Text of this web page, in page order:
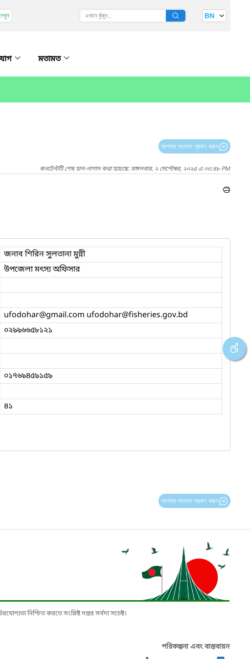
BN
মতামত
আপনার মতামত প্রদান করুন
কনটেন্টটি শেষ হাল-নাগাদ করা হয়েছে: মঙ্গলবার, ২ সেপ্টেম্বর, ২০২৫ এ ০৩:৪৮ PM
জনাব শিরিন সুলতানা মুন্নী
উপজেলা মৎস্য অফিসার
ufodohar@gmail.com ufodohar@fisheries.gov.bd
০২৯৯৬৬৫৮১২১
০১৭৬৯৪৫৯১৫৯
৪১
আপনার মতামত প্রদান করুন
নিশ্চিত করতে সংশ্লিষ্ট দপ্তর সর্বদা সচেষ্ট।
পরিকল্পনা এবং বাস্তবায়ন